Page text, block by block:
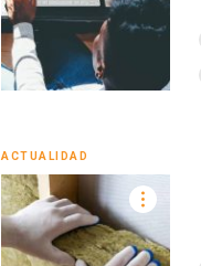
ACTUALIDAD